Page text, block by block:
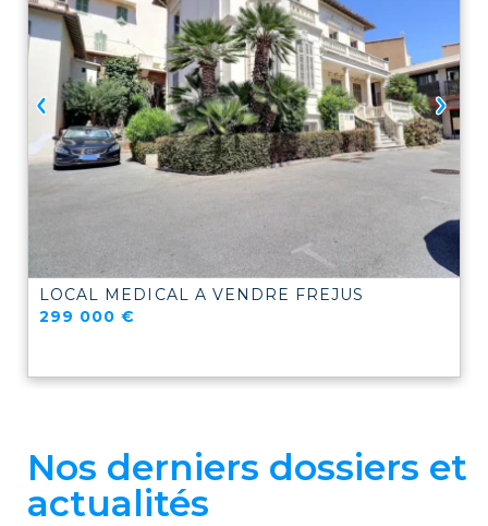
LOCAL MEDICAL A VENDRE FREJUS
299 000 €
Nos derniers dossiers et
actualités